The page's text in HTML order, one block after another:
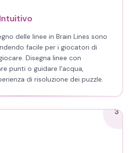
delle linee in Brain Lines sono
facile per i giocatori di
Disegna linee con
punti o guidare l'acqua,
di risoluzione dei puzzle.
3